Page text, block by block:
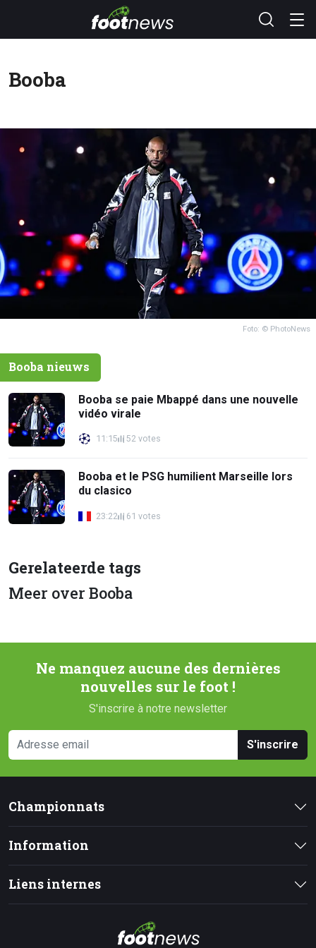
Booba
Foto: © PhotoNews
Booba nieuws
Booba se paie Mbappé dans une nouvelle
vidéo virale
11:15 52 votes
Booba et le PSG humilient Marseille lors
du clasico
23:22 61 votes
Gerelateerde tags
Meer over Booba
Ne manquez aucune des dernières
nouvelles sur le foot !
S'inscrire à notre newsletter
S'inscrire
Championnats
Information
Liens internes